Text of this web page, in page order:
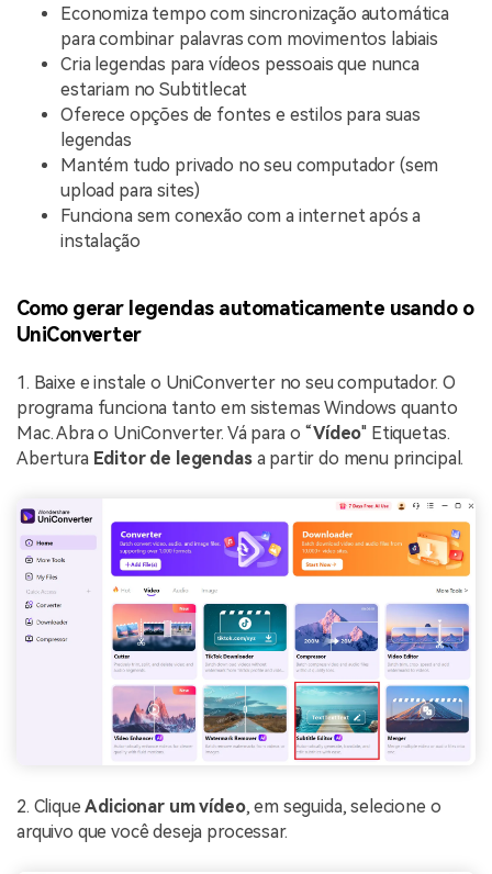
Economiza tempo com sincronização automática
para combinar palavras com movimentos labiais
Cria legendas para vídeos pessoais que nunca
estariam no Subtitlecat
Oferece opções de fontes e estilos para suas
legendas
Mantém tudo privado no seu computador (sem
upload para sites)
Funciona sem conexão com a internet após a
instalação
Como gerar legendas automaticamente usando o
UniConverter
1. Baixe e instale o UniConverter no seu computador. O
programa funciona tanto em sistemas Windows quanto
Mac. Abra o UniConverter. Vá para o “Vídeo" Etiquetas.
Abertura Editor de legendas a partir do menu principal.
2. CliqueAdicionar um vídeo, em seguida, selecione o
arquivo que você deseja processar.